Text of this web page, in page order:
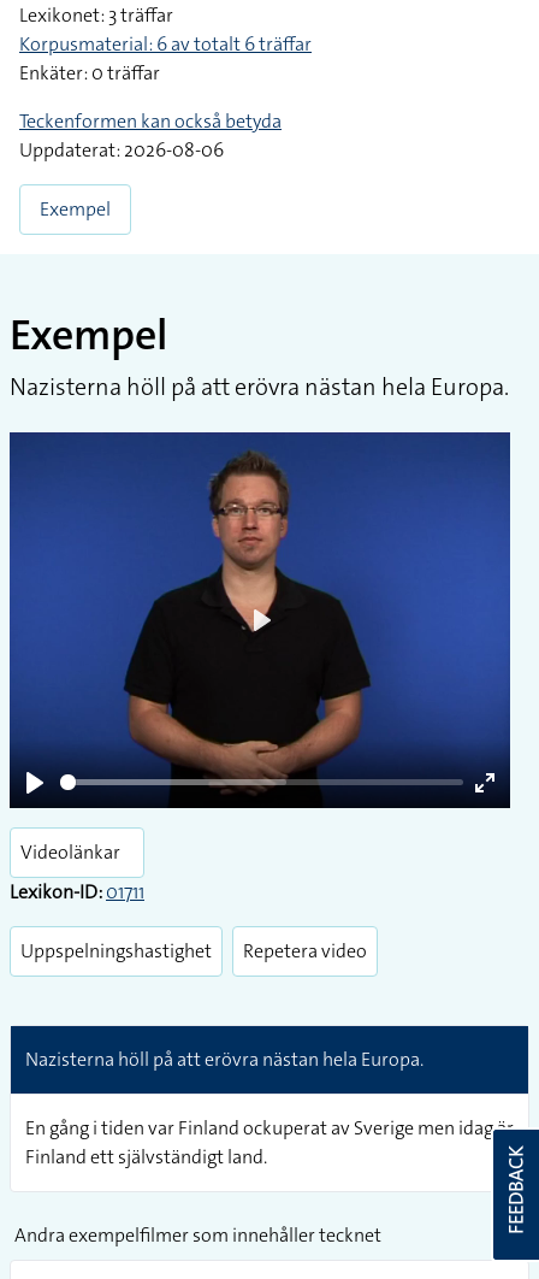
Lexikonet: 3 träffar
Korpusmaterial: 6 av totalt 6 träffar
Enkäter: 0 träffar
Teckenformen kan också betyda
Uppdaterat: 2026-08-06
Exempel
Exempel
Nazisterna höll på att erövra nästan hela Europa.
Play
Enter
Videolänkar
Lexikon-ID:01711
Uppspelningshastighet Repetera video
Nazisterna höll på att erövra nästan hela Europa.
En gång i tiden var Finland ockuperat av Sverige men idag är
Finland ett självständigt land.
Andra exempelfilmer som innehåller tecknet
FEEDBACK